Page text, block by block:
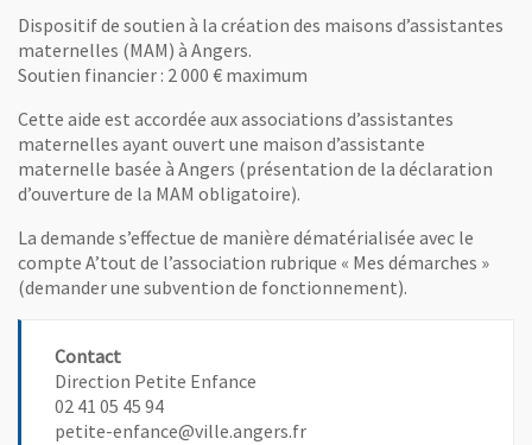
Dispositif de soutien à la création des maisons d’assistantes
maternelles (MAM) à Angers.
Soutien financier : 2 000 € maximum
Cette aide est accordée aux associations d’assistantes
maternelles ayant ouvert une maison d’assistante
maternelle basée à Angers (présentation de la déclaration
d’ouverture de la MAM obligatoire).
La demande s’effectue de manière dématérialisée avec le
compte A’tout de l’association rubrique « Mes démarches »
(demander une subvention de fonctionnement).
Contact
Direction Petite Enfance
02 41 05 45 94
petite-enfance@ville.angers.fr